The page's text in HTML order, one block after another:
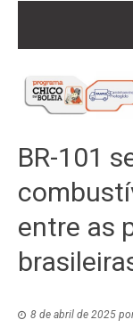
BR-101
entre as
8 de abril de 2025